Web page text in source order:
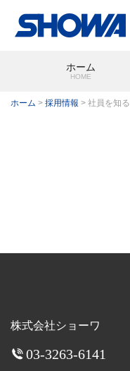
ホーム
HOME
ホーム > 採用情報 > 社員を知る
株式会社ショーワ
03-3263-6141